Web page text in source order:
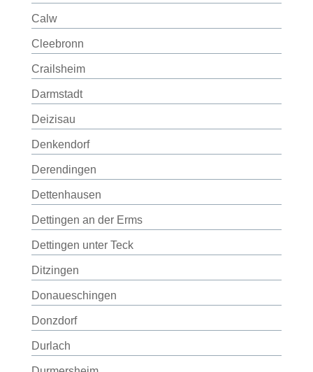
Calw
Cleebronn
Crailsheim
Darmstadt
Deizisau
Denkendorf
Derendingen
Dettenhausen
Dettingen an der Erms
Dettingen unter Teck
Ditzingen
Donaueschingen
Donzdorf
Durlach